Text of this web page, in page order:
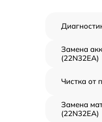
Замена
(22N32EA)
Чистка от
Замена
(22N32EA)